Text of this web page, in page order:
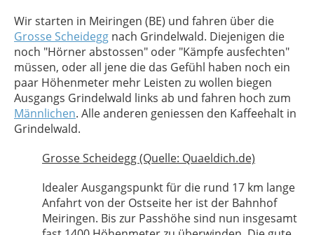
Wir starten in Meiringen (BE) und fahren über die
Grosse Scheidegg nach Grindelwald. Diejenigen die
noch "Hörner abstossen" oder "Kämpfe ausfechten"
müssen, oder all jene die das Gefühl haben noch ein
paar Höhenmeter mehr Leisten zu wollen biegen
Ausgangs Grindelwald links ab und fahren hoch zum
Männlichen. Alle anderen geniessen den Kaffeehalt in
Grindelwald.
Grosse Scheidegg (Quelle: Quaeldich.de)
Idealer Ausgangspunkt für die rund 17 km lange
Anfahrt von der Ostseite her ist der Bahnhof
Meiringen. Bis zur Passhöhe sind nun insgesamt